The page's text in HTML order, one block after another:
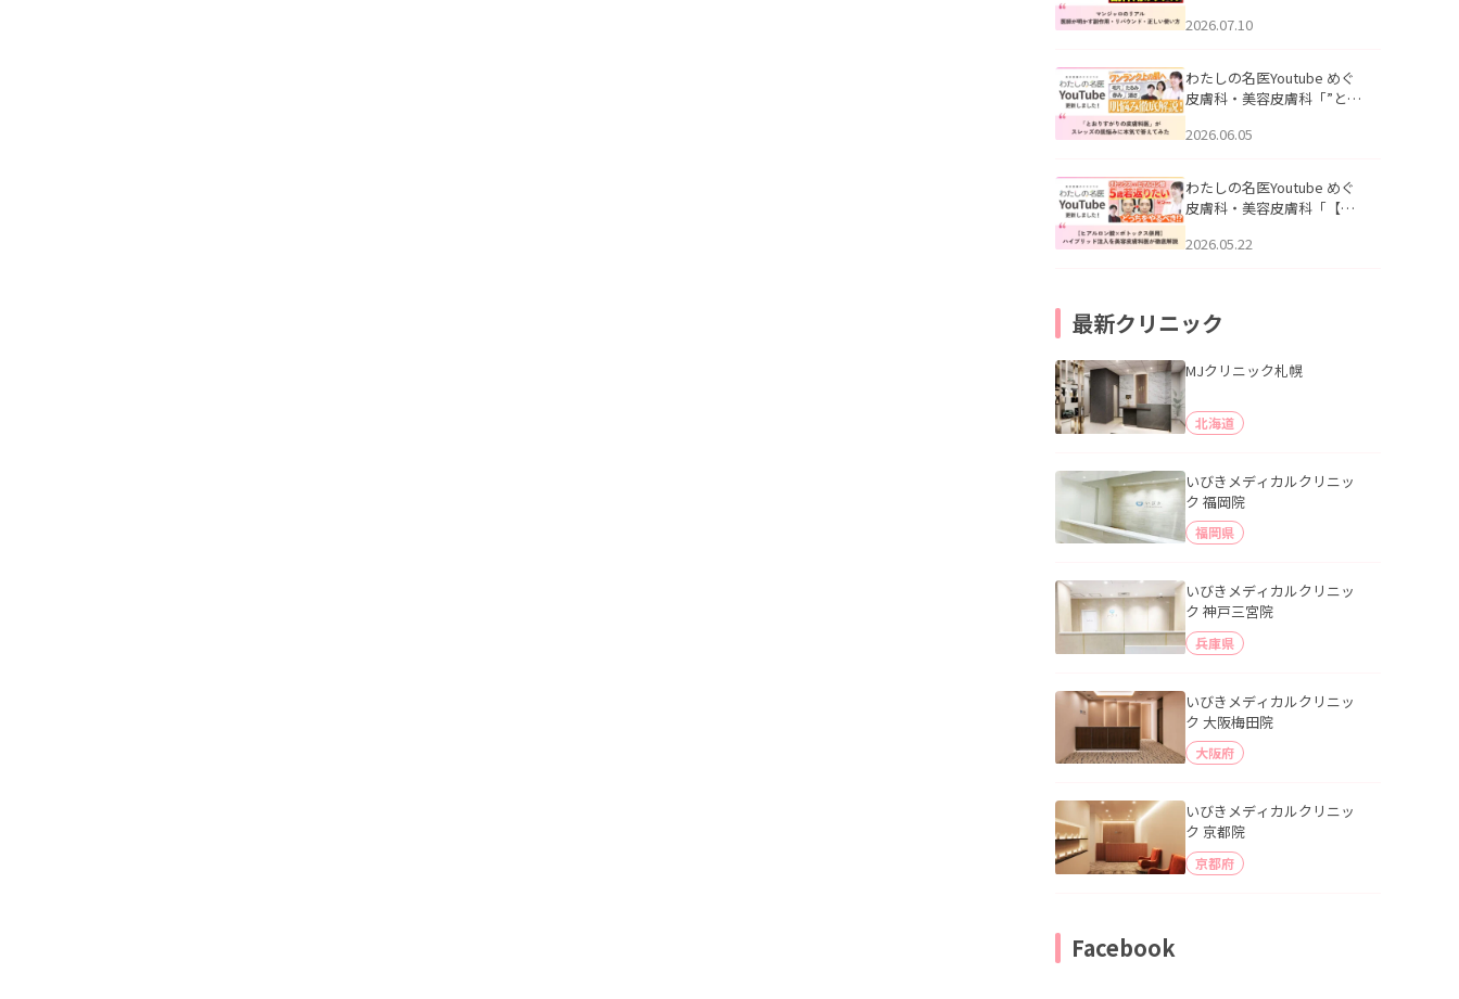
医師が明かす副作用・リバ
公開いたしました。
2026.07.10
わたしの名医Youtube めぐ
皮膚科・美容皮膚科「”とお
ッズの肌悩みに本気で答え
た。
2026.06.05
わたしの名医Youtube めぐ
皮膚科・美容皮膚科「【ヒ
用】ハイブリッド注入を美
2026.05.22
最新クリニック
MJクリニック札幌
北海道
いびきメディカルクリニッ
ク 福岡院
福岡県
いびきメディカルクリニッ
ク 神戸三宮院
兵庫県
いびきメディカルクリニッ
ク 大阪梅田院
大阪府
いびきメディカルクリニッ
ク 京都院
京都府
Facebook